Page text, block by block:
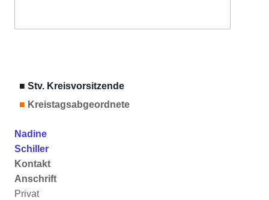
■ Stv. Kreisvorsitzende
■ Kreistagsabgeordnete
Nadine
Schiller
Kontakt
Anschrift
Privat